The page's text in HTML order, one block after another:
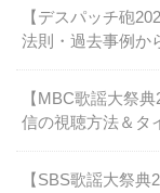
【デスパッチ砲
法則・過去事例か
【MBC歌謡大祭
信の視聴方法＆タ
【SBS歌謡大祭